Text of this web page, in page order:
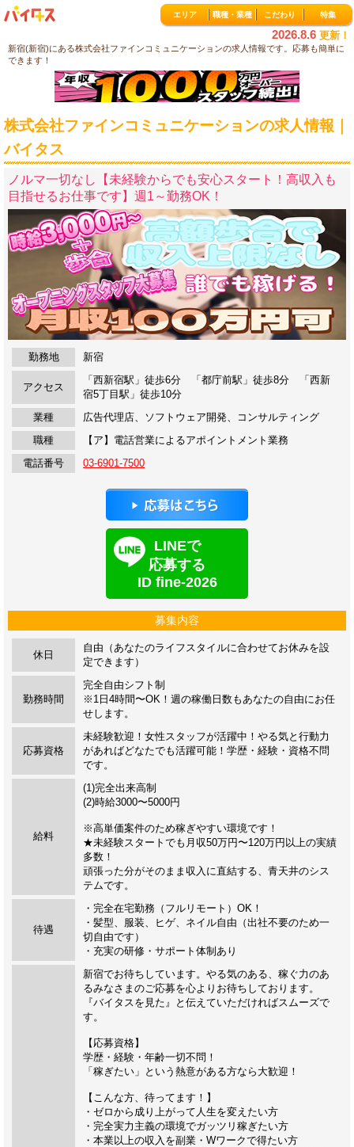
エリア 職種・業種 こだわり 特集
2026.8.6 更新！
新宿(新宿)にある株式会社ファインコミュニケーションの求人情報です。応募も簡単に
できます！
株式会社ファインコミュニケーションの求人情報｜
バイタス
ノルマ一切なし【未経験からでも安心スタート！高収入も
目指せるお仕事です】週1～勤務OK！
勤務地 新宿
アクセス
「西新宿駅」徒歩6分 「都庁前駅」徒歩8分 「西新
宿5丁目駅」徒歩10分
業種
広告代理店、ソフトウェア開発、コンサルティング
職種
【ア】電話営業によるアポイントメント業務
電話番号
03-6901-7500
LINEで
応募する
ID fine-2026
募集内容
休日
自由（あなたのライフスタイルに合わせてお休みを設
定できます）
勤務時間
完全自由シフト制
※1日4時間〜OK！週の稼働日数もあなたの自由にお任
せします。
応募資格
未経験歓迎！女性スタッフが活躍中！やる気と行動力
があればどなたでも活躍可能！学歴・経験・資格不問
です。
給料
(1)完全出来高制
(2)時給3000〜5000円
※高単価案件のため稼ぎやすい環境です！
★未経験スタートでも月収50万円〜120万円以上の実績
多数！
頑張った分がそのまま収入に直結する、青天井のシス
テムです。
待遇
・完全在宅勤務（フルリモート）OK！
・髪型、服装、ヒゲ、ネイル自由（出社不要のため一
切自由です）
・充実の研修・サポート体制あり
新宿でお待ちしています。やる気のある、稼ぐ力のあ
るみなさまのご応募を心よりお待ちしております。
『バイタスを見た』と伝えていただければスムーズで
す。
【応募資格】
学歴・経験・年齢一切不問！
「稼ぎたい」という熱意がある方なら大歓迎！
【こんな方、待ってます！】
・ゼロから成り上がって人生を変えたい方
・完全実力主義の環境でガッツリ稼ぎたい方
・本業以上の収入を副業・Wワークで得たい方